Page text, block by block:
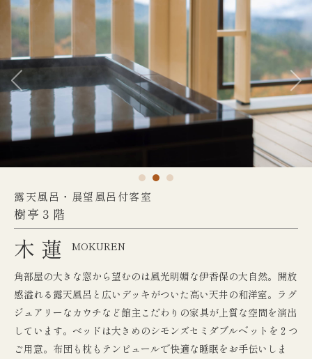
露天風呂・展望風呂付客室
樹亭３階
木蓮 MOKUREN
角部屋の大きな窓から望むのは風光明媚な伊香保の大自然。開放
感溢れる露天風呂と広いデッキがついた高い天井の和洋室。ラグ
ジュアリーなカウチなど館主こだわりの家具が上質な空間を演出
しています。ベッドは大きめのシモンズセミダブルヘ゛ットを２つ
ご用意。布団も枕もテンピュールで快適な睡眠をお手伝いしま